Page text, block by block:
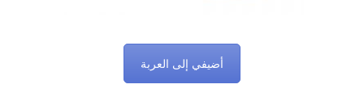
أضيفي إلى العربة